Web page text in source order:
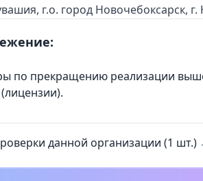
г.о. город Новочебоксарск,
по прекращению реализации
данной организации (1 шт.)